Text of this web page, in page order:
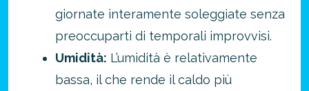
giornate interamente soleggiate senza
preoccuparti di temporali improvvisi.
Umidità: L’umidità è relativamente
bassa, il che rende il caldo più